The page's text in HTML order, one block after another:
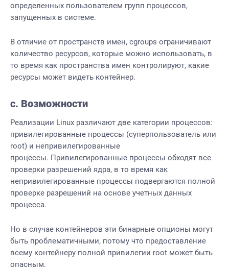
определенных пользователем групп процессов,
запущенных в системе.
В отличие от пространств имен, cgroups ограничивают
количество ресурсов, которые можно использовать, в
то время как пространства имен контролируют, какие
ресурсы может видеть контейнер.
c. Возможности
Реализации Linux различают две категории процессов:
привилегированные процессы (суперпользователь или
root) и непривилегированные
процессы. Привилегированные процессы обходят все
проверки разрешений ядра, в то время как
непривилегированные процессы подвергаются полной
проверке разрешений на основе учетных данных
процесса.
Но в случае контейнеров эти бинарные опционы могут
быть проблематичными, потому что предоставление
всему контейнеру полной привилегии root может быть
опасным.